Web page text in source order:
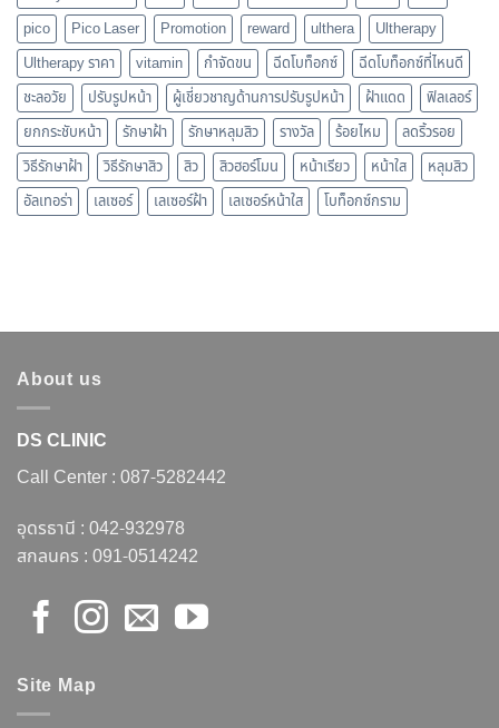
pico
Pico Laser Promotion reward ulthera
Ultherapy
Ultherapy ราคา
vitamin กำจัดขน ฉีดโบท็อกซ์
ฉีดโบท็อกซ์ที่ไหนดี
ชะลอวัย
ปรับรูปหน้า ผู้เชี่ยวชาญด้านการปรับรูปหน้า ฝ้าแดด
ฟิลเลอร์
ยกกระชับหน้า
รักษาฝ้า รักษาหลุมสิว รางวัล ร้อยไหม
ลดริ้วรอย
วิธีรักษาฝ้า
วิธีรักษาสิว สิว สิวฮอร์โมน หน้าเรียว หน้าใส
หลุมสิว
อัลเทอร่า
เลเซอร์ เลเซอร์ฝ้า เลเซอร์หน้าใส โบท็อกซ์กราม
About us
DS CLINIC
Call Center : 087-5282442
อุดรธานี : 042-932978
สกลนคร : 091-0514242
Site Map